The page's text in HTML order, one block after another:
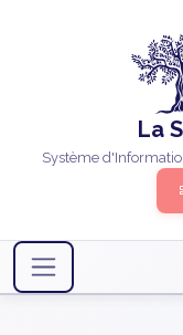
La
Système